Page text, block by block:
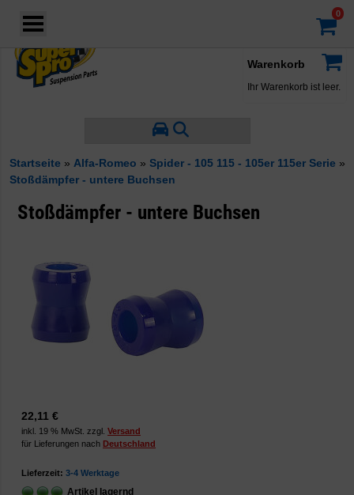
Warenkorb
Ihr Warenkorb ist leer.
Startseite » Alfa-Romeo » Spider - 105 115 - 105er 115er Serie »
Stoßdämpfer - untere Buchsen
Stoßdämpfer - untere Buchsen
22,11 €
inkl. 19 % MwSt. zzgl. Versand
für Lieferungen nach Deutschland
Lieferzeit: 3-4 Werktage
Artikel lagernd